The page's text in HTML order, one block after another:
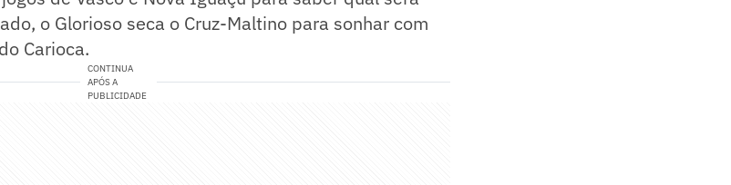
o Glorioso seca o Cruz-Maltino para sonhar com
Carioca.
CONTINUA
APÓS A
PUBLICIDADE